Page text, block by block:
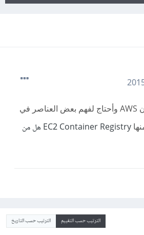
أريد العمل على أمازون AWS وأحتاج لفهم بعض العناصر في
EC2 Container Registry هل من
الترتيب حسب التقييم الترتيب حسب التاريخ